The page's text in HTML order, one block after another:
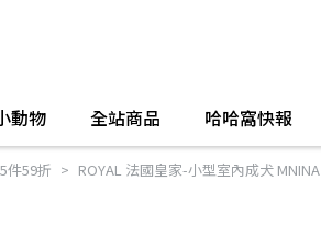
動物 全站商品 哈哈窩快報
件59折 ROYAL 法國皇家-小型室內成犬 MNINA